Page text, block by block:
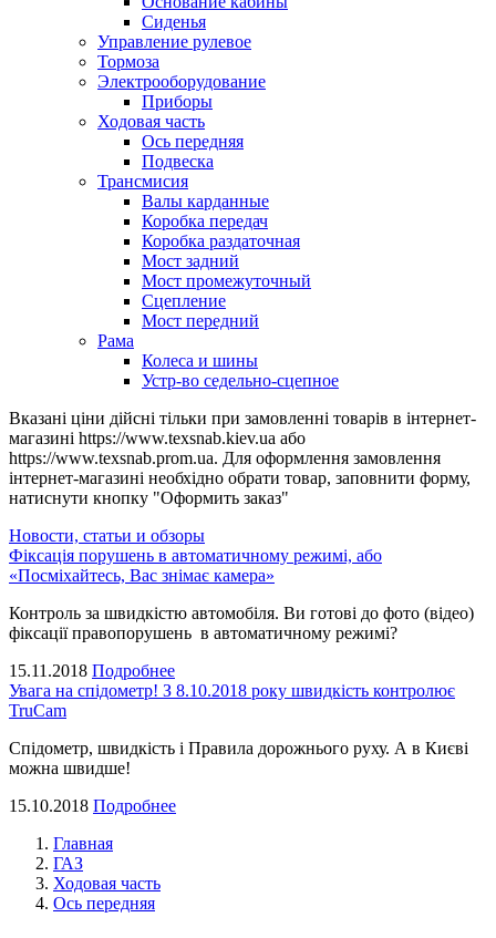
Сиденья
Управление рулевое
Тормоза
Электрооборудование
Приборы
Ходовая часть
Ось передняя
Подвеска
Трансмисия
Валы карданные
Коробка передач
Коробка раздаточная
Мост задний
Мост промежуточный
Сцепление
Мост передний
Рама
Колеса и шины
Устр-во седельно-сцепное
Вказані ціни дійсні тільки при замовленні товарів в інтернет-
магазині https://www.texsnab.kiev.ua або
https://www.texsnab.prom.ua. Для оформлення замовлення
інтернет-магазині необхідно обрати товар, заповнити форму,
натиснути кнопку "Оформить заказ"
Новости, статьи и обзоры
Фіксація порушень в автоматичному режимі, або
«Посміхайтесь, Вас знімає камера»
Контроль за швидкістю автомобіля. Ви готові до фото (відео)
фіксації правопорушень в автоматичному режимі?
15.11.2018 Подробнее
Увага на спідометр! З 8.10.2018 року швидкість контролює
TruCam
Спідометр, швидкість і Правила дорожнього руху. А в Києві
можна швидше!
15.10.2018 Подробнее
Главная
ГАЗ
Ходовая часть
Ось передняя